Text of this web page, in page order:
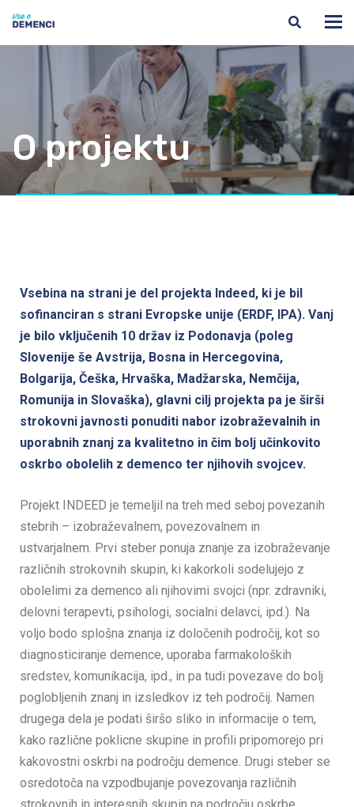
O projektu
Vsebina na strani je del projekta Indeed, ki je bil
sofinanciran s strani Evropske unije (ERDF, IPA). Vanj
je bilo vključenih 10 držav iz Podonavja (poleg
Slovenije še Avstrija, Bosna in Hercegovina,
Bolgarija, Češka, Hrvaška, Madžarska, Nemčija,
Romunija in Slovaška), glavni cilj projekta pa je širši
strokovni javnosti ponuditi nabor izobraževalnih in
uporabnih znanj za kvalitetno in čim bolj učinkovito
oskrbo obolelih z demenco ter njihovih svojcev.
Projekt INDEED je temeljil na treh med seboj povezanih
stebrih – izobraževalnem, povezovalnem in
ustvarjalnem. Prvi steber ponuja znanje za izobraževanje
različnih strokovnih skupin, ki kakorkoli sodelujejo z
obolelimi za demenco ali njihovimi svojci (npr. zdravniki,
delovni terapevti, psihologi, socialni delavci, ipd.). Na
voljo bodo splošna znanja iz določenih področij, kot so
diagnosticiranje demence, uporaba farmakoloških
sredstev, komunikacija, ipd., in pa tudi povezave do bolj
poglobljenih znanj in izsledkov iz teh področij. Namen
drugega dela je podati širšo sliko in informacije o tem,
kako različne poklicne skupine in profili pripomorejo pri
kakovostni oskrbi na področju demence. Drugi steber se
osredotoča na vzpodbujanje povezovanja različnih